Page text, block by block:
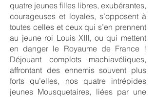
quatre jeunes filles libres, exubérantes,
courageuses et loyales, s’opposent à
toutes celles et ceux qui s’en prennent
au jeune roi Louis XIII, ou qui mettent
en danger le Royaume de France !
Déjouant complots machiavéliques,
affrontant des ennemis souvent plus
forts qu’elles, nos quatre intrépides
jeunes Mousquetaires, liées par une